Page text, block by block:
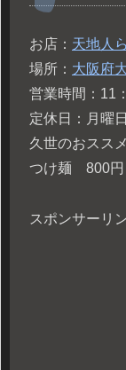
お店： 天地人
場所： 大阪府
営業時間：11
定休日：月曜日
久世のおススメ
つけ麺 800円
スポンサーリ